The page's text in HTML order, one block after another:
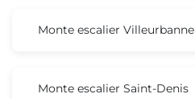
Monte escalier Villeurbanne
Monte escalier Saint-Denis